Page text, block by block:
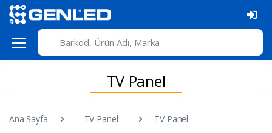
TV Panel
Ana Sayfa TV Panel TV Panel